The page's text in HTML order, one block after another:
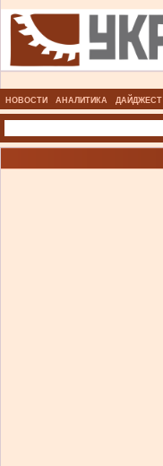
НОВОСТИ АНАЛИТИКА ДАЙДЖЕСТ